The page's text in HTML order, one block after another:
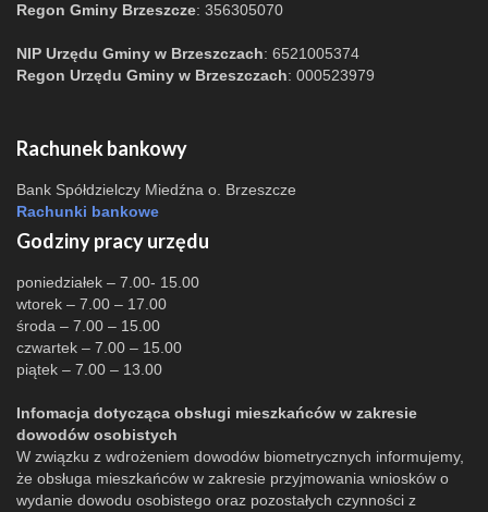
Regon Gminy Brzeszcze: 356305070
NIP Urzędu Gminy w Brzeszczach: 6521005374
Regon Urzędu Gminy w Brzeszczach: 000523979
Rachunek bankowy
Bank Spółdzielczy Miedźna o. Brzeszcze
Rachunki bankowe
Godziny pracy urzędu
poniedziałek – 7.00- 15.00
wtorek – 7.00 – 17.00
środa – 7.00 – 15.00
czwartek – 7.00 – 15.00
piątek – 7.00 – 13.00
Infomacja dotycząca obsługi mieszkańców w zakresie
dowodów osobistych
W związku z wdrożeniem dowodów biometrycznych informujemy,
że obsługa mieszkańców w zakresie przyjmowania wniosków o
wydanie dowodu osobistego oraz pozostałych czynności z